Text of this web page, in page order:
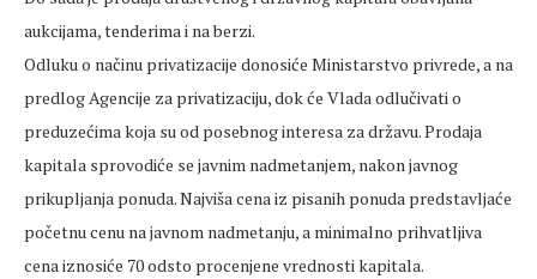
aukcijama, tenderima i na berzi.
Odluku o načinu privatizacije donosiće Ministarstvo privrede, a na
predlog Agencije za privatizaciju, dok će Vlada odlučivati o
preduzećima koja su od posebnog interesa za državu. Prodaja
kapitala sprovodiće se javnim nadmetanjem, nakon javnog
prikupljanja ponuda. Najviša cena iz pisanih ponuda predstavljaće
početnu cenu na javnom nadmetanju, a minimalno prihvatljiva
cena iznosiće 70 odsto procenjene vrednosti kapitala.